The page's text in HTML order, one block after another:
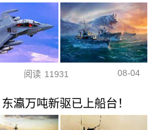
阅读 11931 08-04
瀛万吨新驱已上船台！